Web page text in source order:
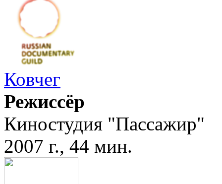
Ковчег
Режиссёр
Киностудия "Пассажир"
2007 г., 44 мин.